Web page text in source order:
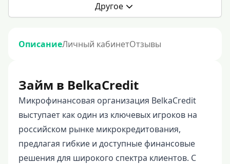
Другое
ОписаниеЛичный кабинетОтзывы
Займ в BelkaCredit
Микрофинансовая организация BelkaCredit
выступает как один из ключевых игроков на
российском рынке микрокредитования,
предлагая гибкие и доступные финансовые
решения для широкого спектра клиентов. С